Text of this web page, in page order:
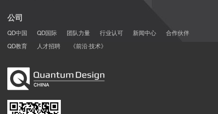
公司
QD中国 QD国际 团队力量 行业认可 新闻中心
合作伙伴
QD教育
人才招聘 《前沿·技术》